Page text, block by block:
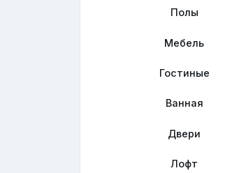
Полы
Мебель
Гостиные
Ванная
Двери
Лофт